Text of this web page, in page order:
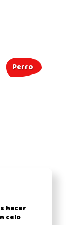
hacer
celo
Perro